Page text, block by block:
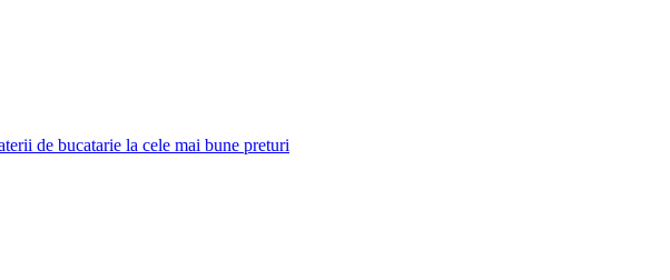
de bucatarie la cele mai bune preturi